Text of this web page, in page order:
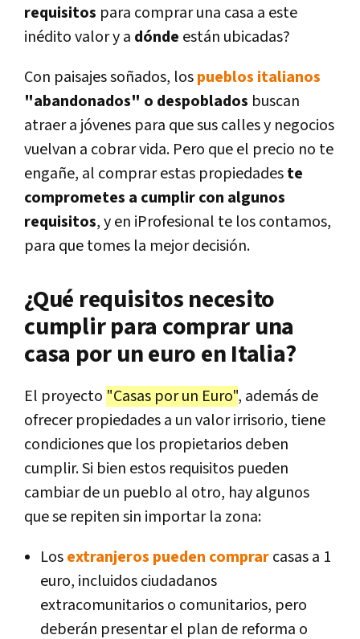
requisitos para comprar una casa a este
inédito valor y a dónde están ubicadas?
Con paisajes soñados, lospueblos italianos
"abandonados" o despoblados buscan
atraer a jóvenes para que sus calles y negocios
vuelvan a cobrar vida. Pero que el precio no te
engañe, al comprar estas propiedadeste
comprometes a cumplir con algunos
requisitos, y en iProfesional te los contamos,
para que tomes la mejor decisión.
¿Qué requisitos necesito
cumplir para comprar una
casa por un euro en Italia?
El proyecto "Casas por un Euro", además de
ofrecer propiedades a un valor irrisorio, tiene
condiciones que los propietarios deben
cumplir. Si bien estos requisitos pueden
cambiar de un pueblo al otro, hay algunos
que se repiten sin importar la zona:
Losextranjeros pueden comprarcasas a 1
euro, incluidos ciudadanos
extracomunitarios o comunitarios, pero
deberán presentar el plan de reforma o